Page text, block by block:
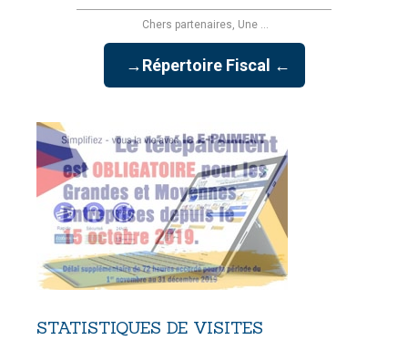
Chers partenaires, Une ...
→Répertoire Fiscal ←
STATISTIQUES DE VISITES